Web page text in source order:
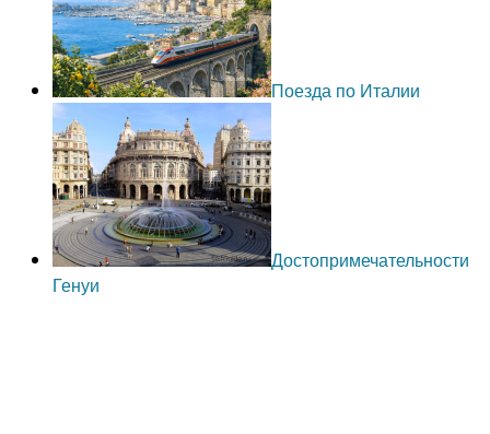
Поезда по Италии
Достопримечательности
Генуи